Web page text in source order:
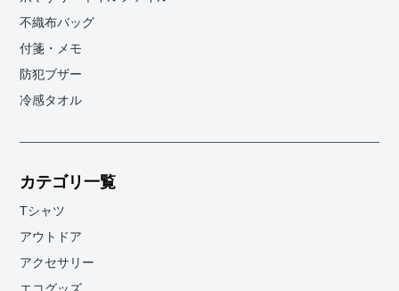
不織布バッグ
付箋・メモ
防犯ブザー
冷感タオル
カテゴリ一覧
Tシャツ
アウトドア
アクセサリー